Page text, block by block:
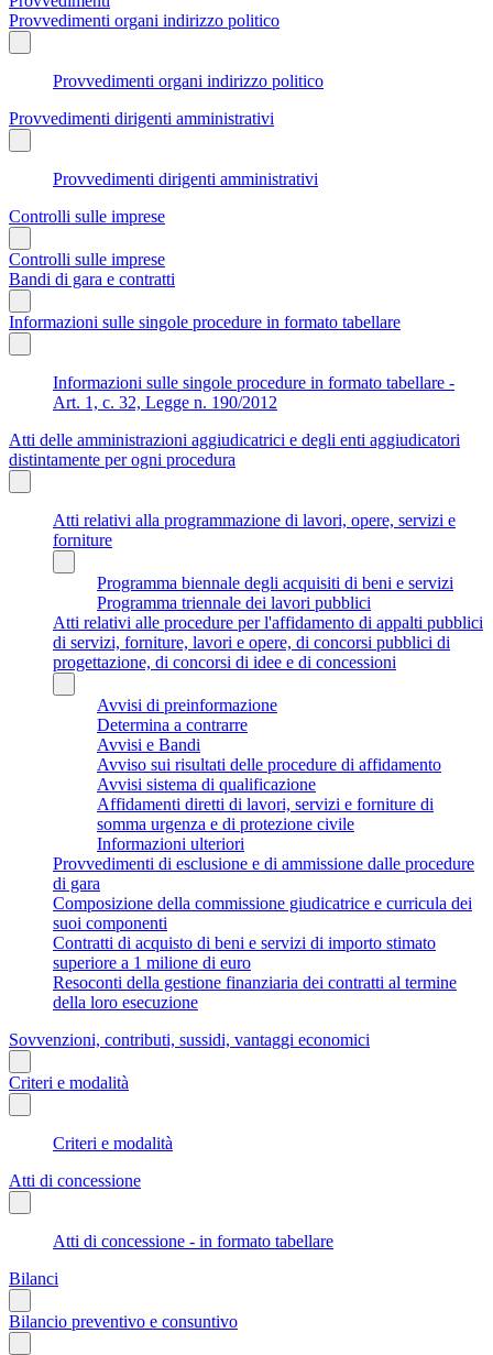
Provvedimenti organi indirizzo politico
Provvedimenti organi indirizzo politico
Provvedimenti dirigenti amministrativi
Provvedimenti dirigenti amministrativi
Controlli sulle imprese
Controlli sulle imprese
Bandi di gara e contratti
Informazioni sulle singole procedure in formato tabellare
Informazioni sulle singole procedure in formato tabellare -
Art. 1, c. 32, Legge n. 190/2012
Atti delle amministrazioni aggiudicatrici e degli enti aggiudicatori
distintamente per ogni procedura
Atti relativi alla programmazione di lavori, opere, servizi e
forniture
Programma biennale degli acquisiti di beni e servizi
Programma triennale dei lavori pubblici
Atti relativi alle procedure per l'affidamento di appalti pubblici
di servizi, forniture, lavori e opere, di concorsi pubblici di
progettazione, di concorsi di idee e di concessioni
Avvisi di preinformazione
Determina a contrarre
Avvisi e Bandi
Avviso sui risultati delle procedure di affidamento
Avvisi sistema di qualificazione
Affidamenti diretti di lavori, servizi e forniture di
somma urgenza e di protezione civile
Informazioni ulteriori
Provvedimenti di esclusione e di ammissione dalle procedure
di gara
Composizione della commissione giudicatrice e curricula dei
suoi componenti
Contratti di acquisto di beni e servizi di importo stimato
superiore a 1 milione di euro
Resoconti della gestione finanziaria dei contratti al termine
della loro esecuzione
Sovvenzioni, contributi, sussidi, vantaggi economici
Criteri e modalità
Criteri e modalità
Atti di concessione
Atti di concessione - in formato tabellare
Bilanci
Bilancio preventivo e consuntivo